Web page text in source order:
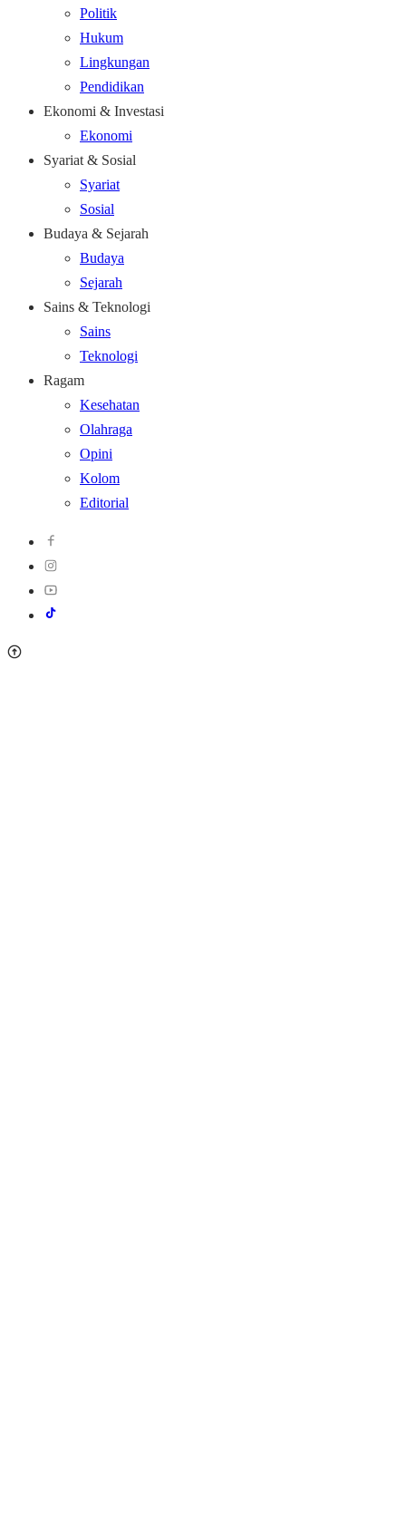
Politik
Hukum
Lingkungan
Pendidikan
Ekonomi & Investasi
Ekonomi
Syariat & Sosial
Syariat
Sosial
Budaya & Sejarah
Budaya
Sejarah
Sains & Teknologi
Sains
Teknologi
Ragam
Kesehatan
Olahraga
Opini
Kolom
Editorial